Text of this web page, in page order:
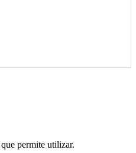
permite utilizar.